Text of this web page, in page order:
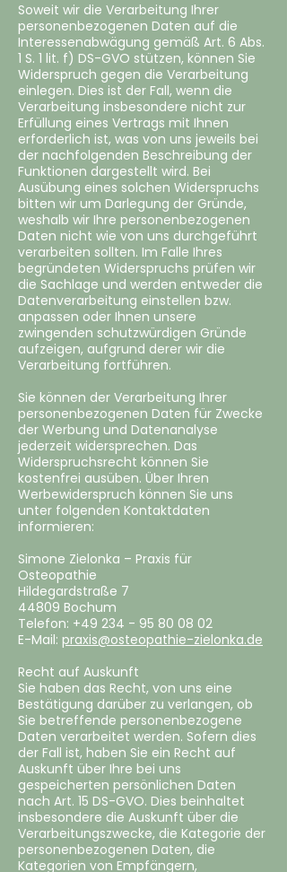
Soweit wir die Verarbeitung Ihrer
personenbezogenen Daten auf die
Interessenabwägung gemäß Art. 6 Abs.
1 S. 1 lit. f) DS-GVO stützen, können Sie
Widerspruch gegen die Verarbeitung
einlegen. Dies ist der Fall, wenn die
Verarbeitung insbesondere nicht zur
Erfüllung eines Vertrags mit Ihnen
erforderlich ist, was von uns jeweils bei
der nachfolgenden Beschreibung der
Funktionen dargestellt wird. Bei
Ausübung eines solchen Widerspruchs
bitten wir um Darlegung der Gründe,
weshalb wir Ihre personenbezogenen
Daten nicht wie von uns durchgeführt
verarbeiten sollten. Im Falle Ihres
begründeten Widerspruchs prüfen wir
die Sachlage und werden entweder die
Datenverarbeitung einstellen bzw.
anpassen oder Ihnen unsere
zwingenden schutzwürdigen Gründe
aufzeigen, aufgrund derer wir die
Verarbeitung fortführen.
Sie können der Verarbeitung Ihrer
personenbezogenen Daten für Zwecke
der Werbung und Datenanalyse
jederzeit widersprechen. Das
Widerspruchsrecht können Sie
kostenfrei ausüben. Über Ihren
Werbewiderspruch können Sie uns
unter folgenden Kontaktdaten
informieren:
Simone Zielonka – Praxis für
Osteopathie
Hildegardstraße 7
44809 Bochum
Telefon: +49 234 - 95 80 08 02
E-Mail: praxis@osteopathie-zielonka.de
Recht auf Auskunft
Sie haben das Recht, von uns eine
Bestätigung darüber zu verlangen, ob
Sie betreffende personenbezogene
Daten verarbeitet werden. Sofern dies
der Fall ist, haben Sie ein Recht auf
Auskunft über Ihre bei uns
gespeicherten persönlichen Daten
nach Art. 15 DS-GVO. Dies beinhaltet
insbesondere die Auskunft über die
Verarbeitungszwecke, die Kategorie der
personenbezogenen Daten, die
Kategorien von Empfängern,